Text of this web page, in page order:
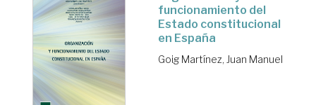
funcionamiento del
Estado constitucional
en España
Goig Martínez, Juan Manuel